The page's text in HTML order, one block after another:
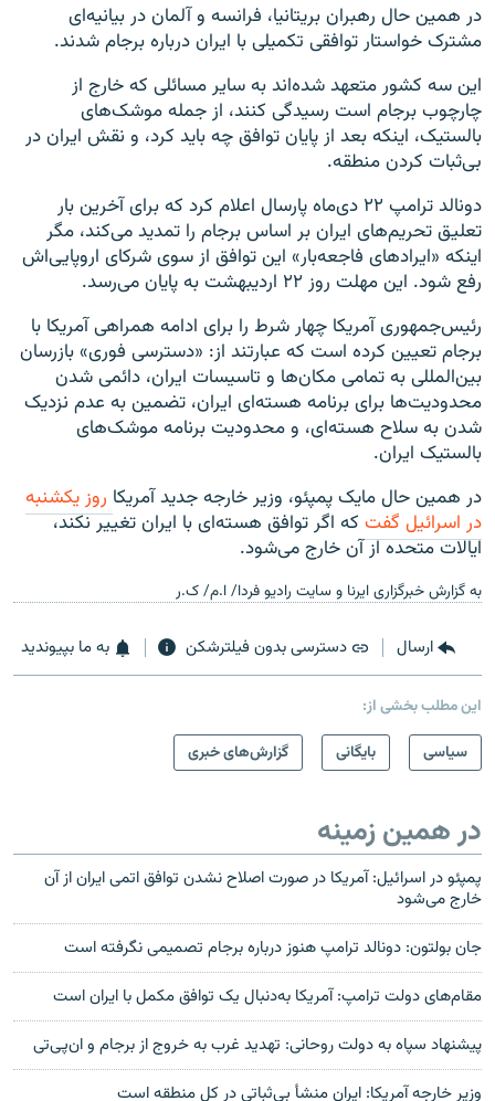
در همین حال رهبران بریتانیا، فرانسه و آلمان در بیانیه‌ای
مشترک خواستار توافقی تکمیلی با ایران درباره برجام شدند.
این سه کشور متعهد شده‌اند به سایر مسائلی که خارج از
چارچوب برجام است رسیدگی کنند، از جمله موشک‌های
بالستیک، اینکه بعد از پایان توافق چه باید کرد، و نقش ایران در
بی‌ثبات کردن منطقه.
دونالد ترامپ ۲۲ دی‌ماه پارسال اعلام کرد که برای آخرین بار
تعلیق تحریم‌های ایران بر اساس برجام را تمدید می‌کند، مگر
اینکه «ایرادهای فاجعه‌بار» این توافق از سوی شرکای اروپایی‌اش
رفع شود. این مهلت روز ۲۲ اردیبهشت به پایان می‌رسد.
رئیس‌جمهوری آمریکا چهار شرط را برای ادامه همراهی آمریکا با
برجام تعیین کرده است که عبارتند از: «دسترسی فوری» بازرسان
بین‌المللی به تمامی مکان‌ها و تاسیسات ایران، دائمی شدن
محدودیت‌ها برای برنامه هسته‌ای ایران، تضمین به عدم نزدیک
شدن به سلاح هسته‌ای، و محدودیت برنامه موشک‌های
بالستیک ایران.
در همین حال مایک پمپئو، وزیر خارجه جدید آمریکا روز یکشنبه
در اسرائیل گفت که اگر توافق هسته‌ای با ایران تغییر نکند،
ایالات متحده از آن خارج می‌شود.
به گزارش خبرگزاری ایرنا و سایت رادیو فردا/ ا.م/ ک.ر
ارسال دسترسی بدون فیلترشکن به ما بپیوندید
این مطلب بخشی از:
سیاسی
بایگانی گزارش‌های خبری
در همین زمینه
پمپئو در اسرائیل: آمریکا در صورت اصلاح نشدن توافق اتمی ایران از آن
خارج می‌شود
جان بولتون: دونالد ترامپ هنوز درباره برجام تصمیمی نگرفته است
مقام‌های دولت ترامپ: آمریکا به‌دنبال یک توافق مکمل با ایران است
پیشنهاد سپاه به دولت روحانی: تهدید غرب به خروج از برجام و ان‌پی‌تی‎
وزیر خارجه آمریکا: ایران منشأ بی‌ثباتی در کل منطقه است